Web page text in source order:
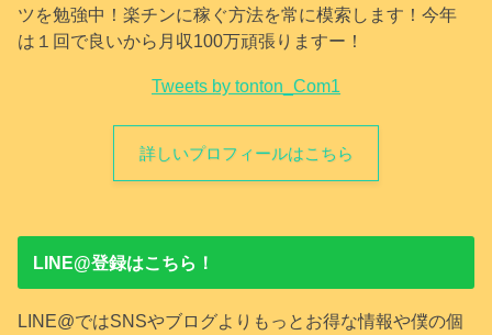
ツを勉強中！楽チンに稼ぐ方法を常に模索します！今年
は１回で良いから月収100万頑張りますー！
Tweets by tonton_Com1
詳しいプロフィールはこちら
LINE@登録はこちら！
LINE@ではSNSやブログよりもっとお得な情報や僕の個